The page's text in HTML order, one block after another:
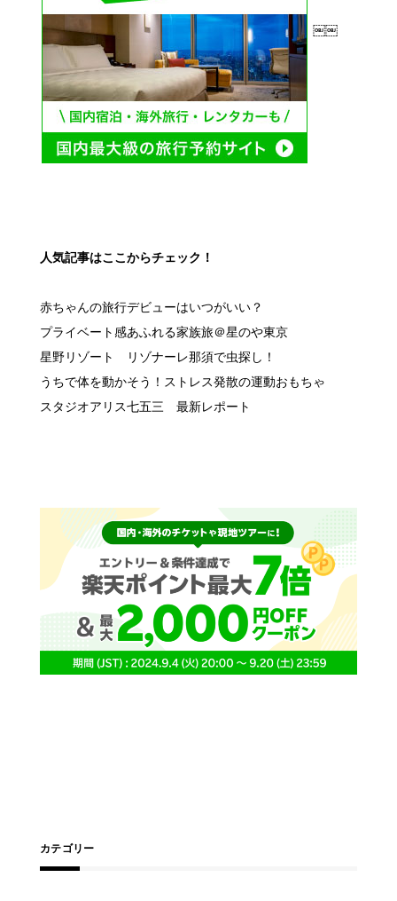
￼￼
人気記事はここからチェック！
赤ちゃんの旅行デビューはいつがいい？
プライベート感あふれる家族旅＠星のや東京
星野リゾート リゾナーレ那須で虫探し！
うちで体を動かそう！ストレス発散の運動おもちゃ
スタジオアリス七五三 最新レポート
カテゴリー